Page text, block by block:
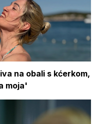
na obali s kćerkom,
moja'